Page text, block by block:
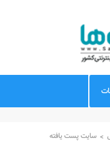
> سایت پست یافته